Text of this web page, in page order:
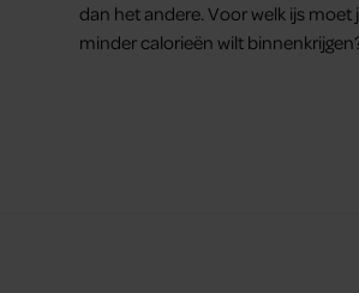
dan het andere. Voor welk ijs moet
minder calorieën wilt